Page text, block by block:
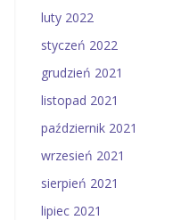
luty 2022
styczeń 2022
grudzień 2021
listopad 2021
październik 2021
wrzesień 2021
sierpień 2021
lipiec 2021